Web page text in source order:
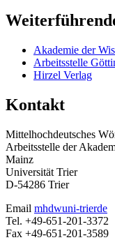
Akademie der
Arbeitsstelle
Hirzel Verlag
Kontakt
Mittelhochdeutsches
Arbeitsstelle der
Mainz
Universität Trier
D-54286 Trier
Email mhdwuni-trierde
Tel. +49-651-201-3372
Fax +49-651-201-3589